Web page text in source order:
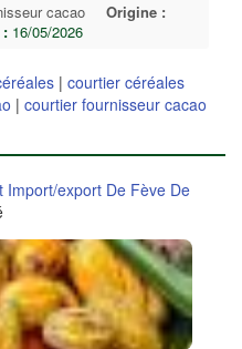
cacao
Origine :
: 16/05/2026
| courtier céréales
| courtier fournisseur cacao
Import/export De Fève De